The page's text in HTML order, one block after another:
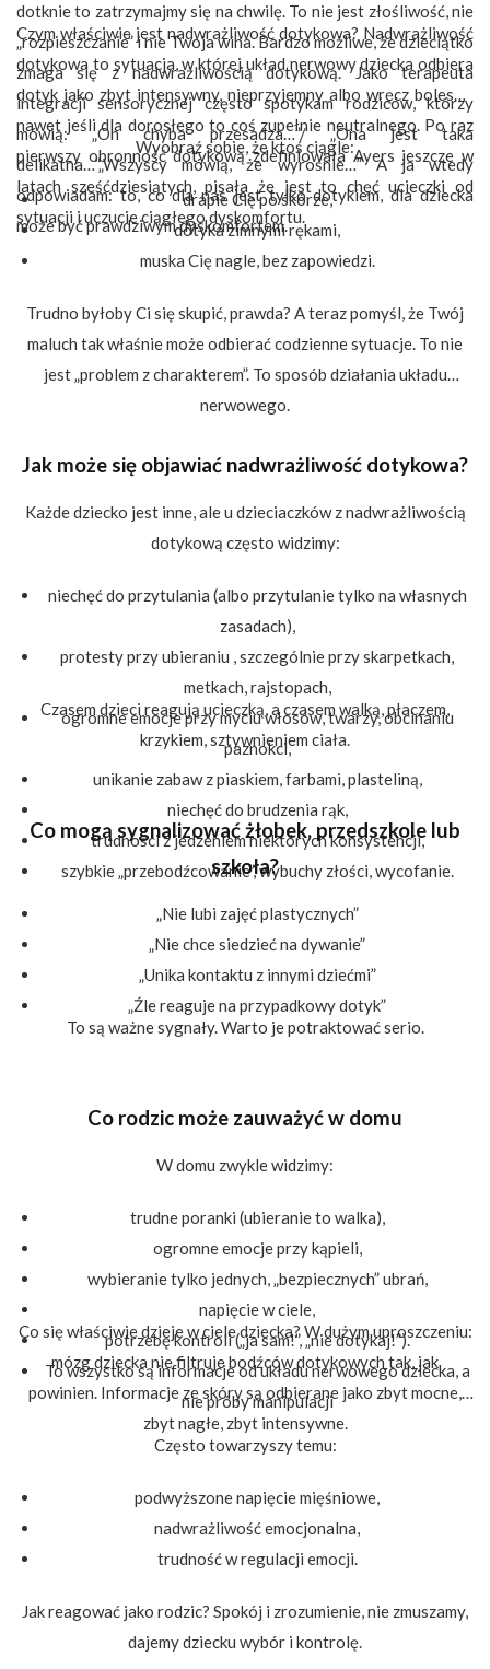
dotknie to zatrzymajmy się na chwilę. To nie jest złośliwość, nie
„rozpieszczanie” i nie Twoja wina. Bardzo możliwe, że dzieciątko
zmaga się z nadwrażliwością dotykową. Jako terapeuta
integracji sensorycznej często spotykam rodziców, którzy
mówią: „On chyba przesadza…”/ „Ona jest taka
delikatna…”„Wszyscy mówią, że wyrośnie…” A ja wtedy
odpowiadam: to, co dla nas jest tylko dotykiem, dla dziecka
może być prawdziwym dyskomfortem.
Czym właściwie jest nadwrażliwość dotykowa? Nadwrażliwość
dotykowa to sytuacja, w której układ nerwowy dziecka odbiera
dotyk jako zbyt intensywny, nieprzyjemny albo wręcz bolesny,
nawet jeśli dla dorosłego to coś zupełnie neutralnego. Po raz
pierwszy obronność dotykową zdefiniowała Ayers jeszcze w
latach sześćdziesiątych, pisała że jest to chęć ucieczki od
sytuacji i uczucie ciągłego dyskomfortu.
Wyobraź sobie, że ktoś ciągle:
drapie Cię po skórze,
dotyka zimnymi rękami,
muska Cię nagle, bez zapowiedzi.
Trudno byłoby Ci się skupić, prawda? A teraz pomyśl, że Twój
maluch tak właśnie może odbierać codzienne sytuacje. To nie
jest „problem z charakterem”. To sposób działania układu
nerwowego.
Jak może się objawiać nadwrażliwość dotykowa?
Każde dziecko jest inne, ale u dzieciaczków z nadwrażliwością
dotykową często widzimy:
niechęć do przytulania (albo przytulanie tylko na własnych
zasadach),
protesty przy ubieraniu , szczególnie przy skarpetkach,
metkach, rajstopach,
ogromne emocje przy myciu włosów, twarzy, obcinaniu
paznokci,
unikanie zabaw z piaskiem, farbami, plasteliną,
niechęć do brudzenia rąk,
trudności z jedzeniem niektórych konsystencji,
szybkie „przebodźcowanie”, wybuchy złości, wycofanie.
Czasem dzieci reagują ucieczką, a czasem walką, płaczem,
krzykiem, sztywnieniem ciała.
Co mogą sygnalizować żłobek, przedszkole lub
szkoła?
„Nie lubi zajęć plastycznych”
„Nie chce siedzieć na dywanie”
„Unika kontaktu z innymi dziećmi”
„Źle reaguje na przypadkowy dotyk”
To są ważne sygnały. Warto je potraktować serio.
Co rodzic może zauważyć w domu
W domu zwykle widzimy:
trudne poranki (ubieranie to walka),
ogromne emocje przy kąpieli,
wybieranie tylko jednych, „bezpiecznych” ubrań,
napięcie w ciele,
potrzebę kontroli („ja sam!”, „nie dotykaj!”).
To wszystko są informacje od układu nerwowego dziecka, a
nie próby manipulacji
Co się właściwie dzieje w ciele dziecka? W dużym uproszczeniu:
mózg dziecka nie filtruje bodźców dotykowych tak, jak
powinien. Informacje ze skóry są odbierane jako zbyt mocne,
zbyt nagłe, zbyt intensywne.
Często towarzyszy temu:
podwyższone napięcie mięśniowe,
nadwrażliwość emocjonalna,
trudność w regulacji emocji.
Jak reagować jako rodzic? Spokój i zrozumienie, nie zmuszamy,
dajemy dziecku wybór i kontrolę.